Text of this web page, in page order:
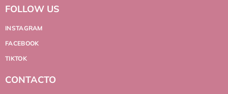
FOLLOW US
INSTAGRAM
FACEBOOK
TIKTOK
CONTACTO